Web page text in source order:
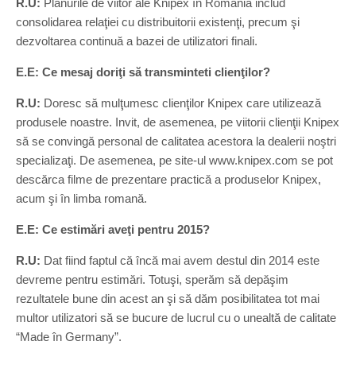
R.U: Planurile de viitor ale Knipex în România includ
consolidarea relaţiei cu distribuitorii existenţi, precum şi
dezvoltarea continuă a bazei de utilizatori finali.
E.E: Ce mesaj doriţi să transminteti clienţilor?
R.U: Doresc să mulţumesc clienţilor Knipex care utilizează
produsele noastre. Invit, de asemenea, pe viitorii clienţii Knipex
să se convingă personal de calitatea acestora la dealerii noştri
specializaţi. De asemenea, pe site-ul www.knipex.com se pot
descărca filme de prezentare practică a produselor Knipex,
acum şi în limba romană.
E.E: Ce estimări aveţi pentru 2015?
R.U: Dat fiind faptul că încă mai avem destul din 2014 este
devreme pentru estimări. Totuşi, sperăm să depăşim
rezultatele bune din acest an şi să dăm posibilitatea tot mai
multor utilizatori să se bucure de lucrul cu o unealtă de calitate
“Made în Germany”.